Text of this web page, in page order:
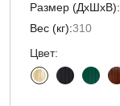
Размер (ДxШxВ):
Вес (кг):310
Цвет: